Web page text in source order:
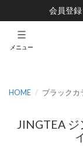
会員登
メニュー
HOME ブラックカ
JINGTEA